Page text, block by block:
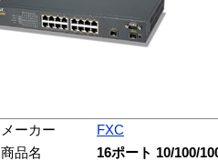
メーカー
FXC
商品名
16ポート 10/100/